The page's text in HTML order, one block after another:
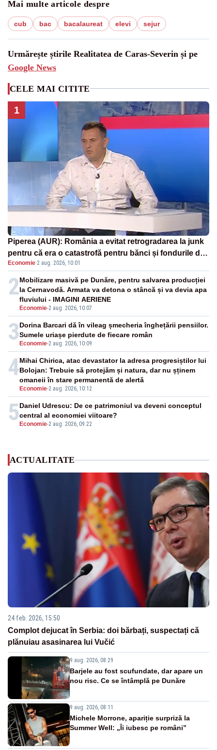
Mai multe articole despre
cub bac bacalaureat elevi sejur
Urmărește știrile Realitatea de Caras-Severin și pe
Google News
CELE MAI CITITE
1
Piperea (AUR): România a evitat retrogradarea la junk
pentru că era o catastrofă pentru bănci și fondurile de
pensii
Economie·2 aug. 2026, 10:01
2
Economie-2 aug. 2026, 10:07
Mobilizare masivă pe Dunăre, pentru salvarea producției
la Cernavodă. Armata va detona o stâncă și va devia apa
fluviului - IMAGINI AERIENE
3 Economie-2 aug. 2026, 10:09
Dorina Barcari dă în vileag șmecheria înghețării pensiilor.
Sumele uriașe pierdute de fiecare român
4
Economie-2 aug. 2026, 10:12
Mihai Chirica, atac devastator la adresa progresiștilor lui
Bolojan: Trebuie să protejăm și natura, dar nu șținem
omaneii în stare permanentă de alertă
5 Economie-2 aug. 2026, 09:22
Daniel Udrescu: De ce patrimoniul va deveni conceptul
central al economiei viitoare?
ACTUALITATE
24 feb. 2026, 15:50
Complot dejucat în Serbia: doi bărbați, suspectați că
plănuiau asasinarea lui Vučić
9 aug. 2026, 08:29
Barjele au fost scufundate, dar apare un
nou risc. Ce se întâmplă pe Dunăre
9 aug. 2026, 08:11
Michele Morrone, apariție surpriză la
Summer Well: „Îi iubesc pe români”